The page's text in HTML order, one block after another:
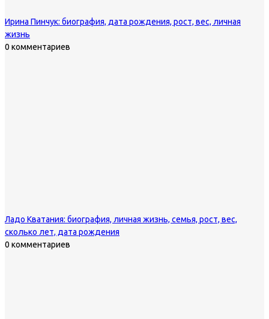
Ирина Пинчук: биография, дата рождения, рост, вес, личная
жизнь
0 комментариев
Ладо Кватания: биография, личная жизнь, семья, рост, вес,
сколько лет, дата рождения
0 комментариев